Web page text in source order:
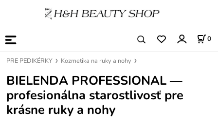
0
PRE PEDIKÉRKY Kozmetika na ruky a nohy
BIELENDA PROFESSIONAL —
profesionálna starostlivosť pre
krásne ruky a nohy